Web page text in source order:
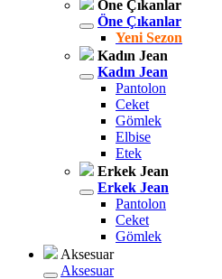
Öne Çıkanlar
Öne Çıkanlar
Yeni Sezon
Kadın Jean
Kadın Jean
Pantolon
Ceket
Gömlek
Elbise
Etek
Erkek Jean
Erkek Jean
Pantolon
Ceket
Gömlek
Aksesuar
Aksesuar